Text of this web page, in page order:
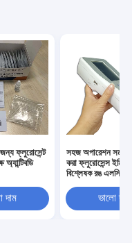
ফ্লুরোসেন্ট
অ্যান্টিবডি
দাম
সহজ অপারেশন সময়
করা ফ্লুরোসেন্স
বিশ্লেষক রঙ এলসিডি
ভালো দাম